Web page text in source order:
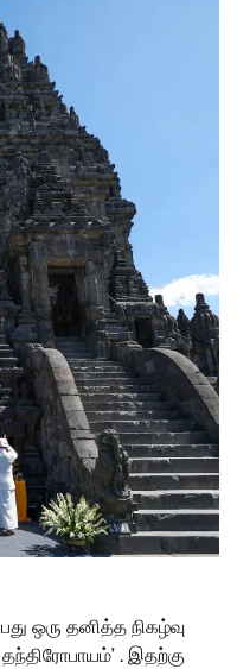
ஒரு தனித்த நிகழ்வு
. இதற்கு